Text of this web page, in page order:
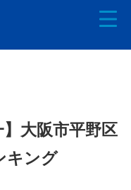
】大阪市平野区
キング